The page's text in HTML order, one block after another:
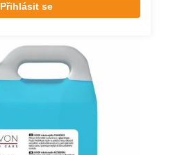
Přihlásit se